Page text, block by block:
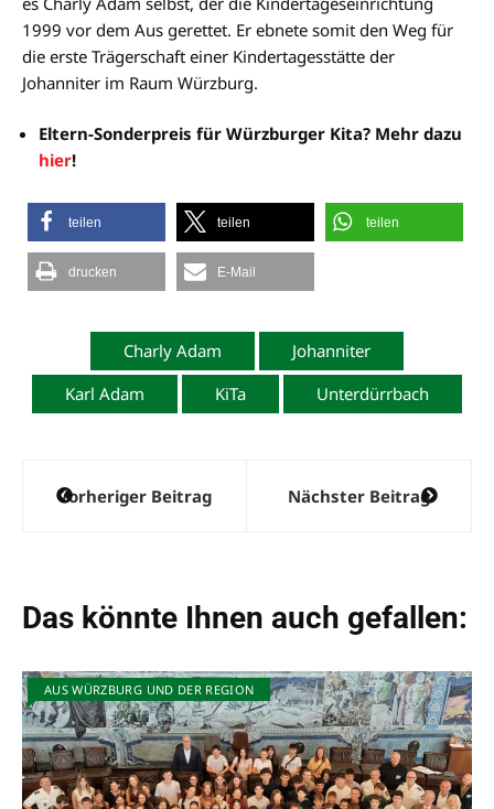
1999 vor dem Aus gerettet. Er ebnete somit den Weg für
die erste Trägerschaft einer Kindertagesstätte der
Johanniter im Raum Würzburg.
Eltern-Sonderpreis für Würzburger Kita? Mehr dazu
hier!
teilen teilen teilen
drucken E-Mail
Charly Adam
Johanniter
Karl Adam
KiTa Unterdürrbach
Beitragsnavigation
Vorheriger Beitrag Nächster Beitrag
Das könnte Ihnen auch gefallen:
AUS WÜRZBURG UND DER REGION